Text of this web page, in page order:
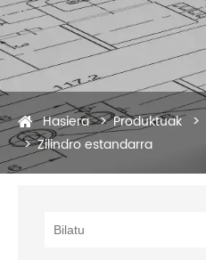
Hasiera Produktuak
Zilindro estandarra